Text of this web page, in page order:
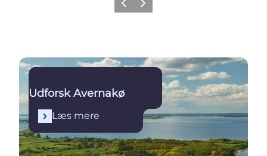
Forrige billede
Næste billede
Læs mere
Udforsk Avernakø
Læs mere